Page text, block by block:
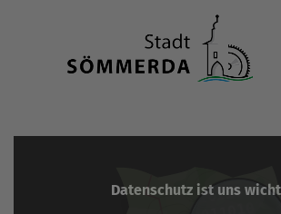
Datenschutz ist uns